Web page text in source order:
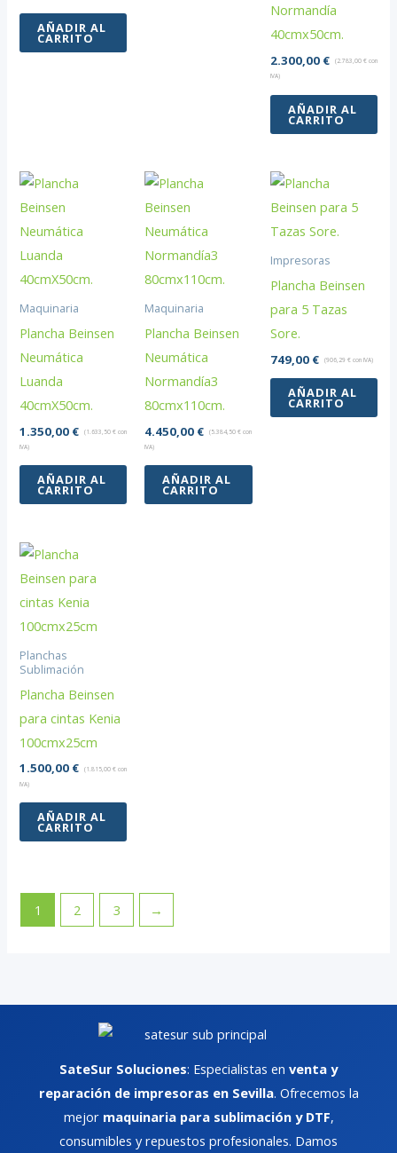
AÑADIR AL
CARRITO
Normandía
40cmx50cm.
2.300,00 € (2.783,00 €con
IVA)
AÑADIR AL
CARRITO
Maquinaria
Plancha Beinsen
Neumática
Luanda
40cmX50cm.
1.350,00 € (1.633,50€ con
IVA)
AÑADIR AL
CARRITO
Maquinaria
Plancha Beinsen
Neumática
Normandía3
80cmx110cm.
4.450,00 € (5.384,50€ con
IVA)
AÑADIR AL
CARRITO
Impresoras
Plancha Beinsen
para 5 Tazas
Sore.
749,00 € (906,29 €con IVA)
AÑADIR AL
CARRITO
Planchas
Sublimación
Plancha Beinsen
para cintas Kenia
100cmx25cm
1.500,00 € (1.815,00€ con
IVA)
AÑADIR AL
CARRITO
1 2 3 →
SateSur Soluciones: Especialistas en venta y
reparación de impresoras en Sevilla. Ofrecemos la
mejor maquinaria para sublimación y DTF,
consumibles y repuestos profesionales. Damos